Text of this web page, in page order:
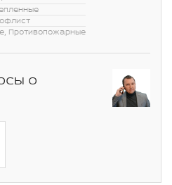
Противопожарные
о